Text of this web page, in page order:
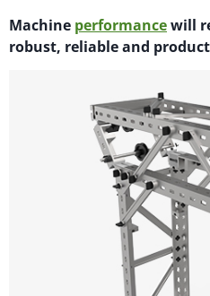
Machine performancewill
robust, reliableand